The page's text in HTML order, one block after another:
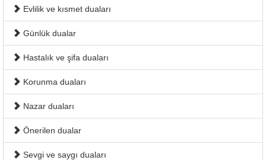
Evlilik ve kısmet duaları
Günlük dualar
Hastalık ve şifa duaları
Korunma duaları
Nazar duaları
Önerilen dualar
Sevgi ve saygı duaları